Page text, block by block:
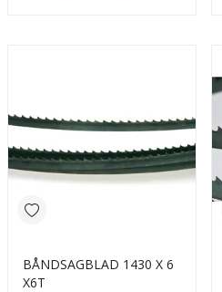
BÅNDSAGBLAD 1430 X 6
X6T